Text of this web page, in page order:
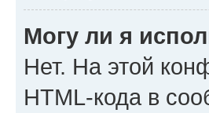
Могу ли я
Нет. На этой
HTML-кода в